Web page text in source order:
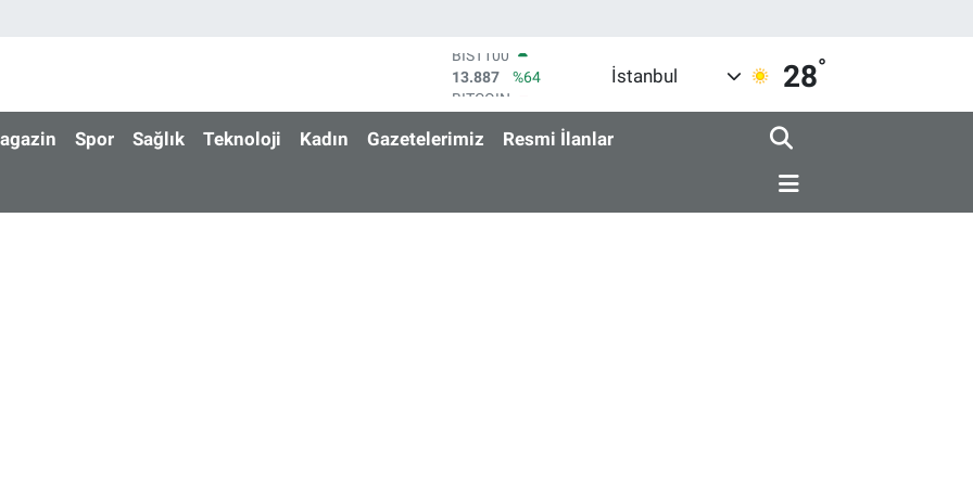
BITCOIN
64.360,53
%-0.76
47,7069
%0.17
EURO
64,1897
%0.02
İstanbul 28°
Spor Sağlık Teknoloji Kadın Gazetelerimiz Resmi İlanlar